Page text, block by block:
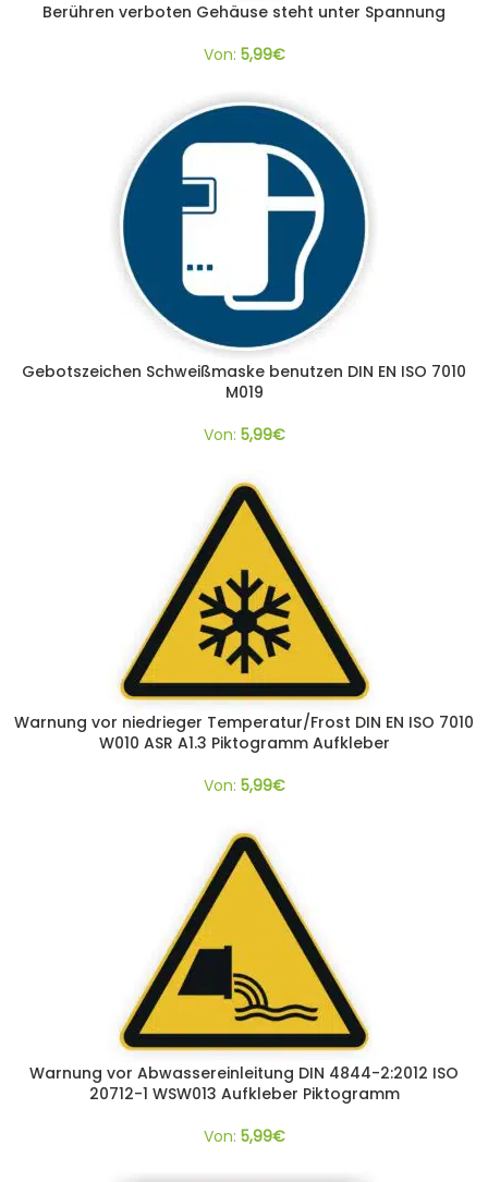
Berühren verboten Gehäuse steht unter Spannung
Von: 5,99€
Gebotszeichen Schweißmaske benutzen DIN EN ISO 7010
M019
Von: 5,99€
Warnung vor niedrieger Temperatur/Frost DIN EN ISO 7010
W010 ASR A1.3 Piktogramm Aufkleber
Von: 5,99€
Warnung vor Abwassereinleitung DIN 4844-2:2012 ISO
20712-1 WSW013 Aufkleber Piktogramm
Von: 5,99€